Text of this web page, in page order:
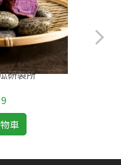
研製所
車